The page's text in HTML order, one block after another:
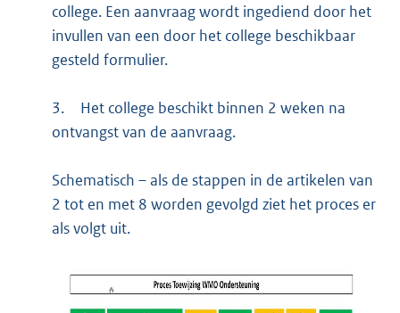
college. Een aanvraag wordt ingediend door het
invullen van een door het college beschikbaar
gesteld formulier.
3.
Het college beschikt binnen 2 weken na
ontvangst van de aanvraag.
Schematisch – als de stappen in de artikelen van
2 tot en met 8 worden gevolgd ziet het proces er
als volgt uit.